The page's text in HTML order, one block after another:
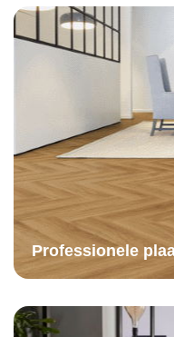
Professionele